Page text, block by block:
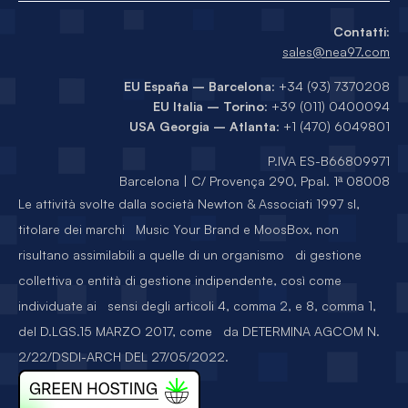
Le attività svolte dalla società Newton & Associati 1997 sl,
titolare dei marchi Music Your Brand e MoosBox, non
risultano assimilabili a quelle di un organismo di gestione
collettiva o entità di gestione indipendente, così come
individuate ai sensi degli articoli 4, comma 2, e 8, comma 1,
del D.LGS.15 MARZO 2017, come da DETERMINA AGCOM N.
2/22/DSDI-ARCH DEL 27/05/2022.
Contatti:
sales@nea97.com
EU España – Barcelona: +34 (93) 7370208
EU Italia – Torino: +39 (011) 0400094
USA Georgia – Atlanta: +1 (470) 6049801
P.IVA ES-B66809971
Barcelona | C/ Provença 290, Ppal. 1ª 08008